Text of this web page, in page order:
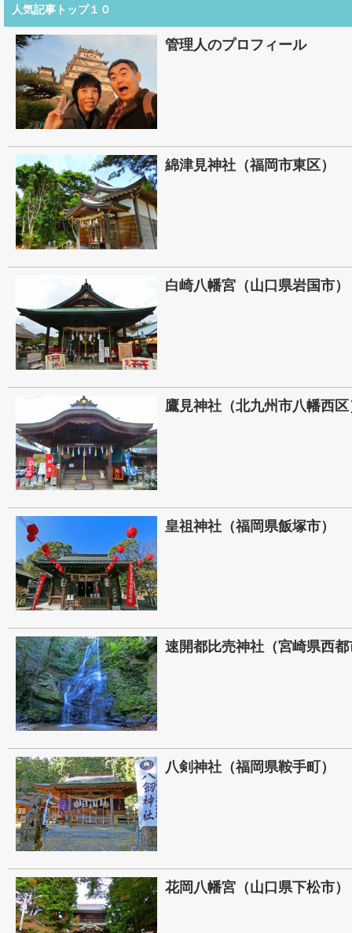
人気記事トップ１０
管理人のプロフィール
綿津見神社（福岡市東区）
白崎八幡宮（山口県岩国市）
鷹見神社（北九州市八幡西区
皇祖神社（福岡県飯塚市）
速開都比売神社（宮崎県西
八剣神社（福岡県鞍手町）
花岡八幡宮（山口県下松市）